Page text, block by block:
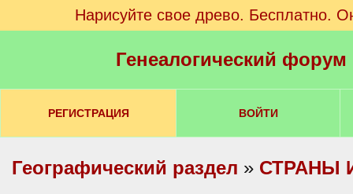
Нарисуйте свое древо. Бесплатно.
Генеалогический
РЕГИСТРАЦИЯ ВОЙТИ
Географический раздел » СТРАНЫ